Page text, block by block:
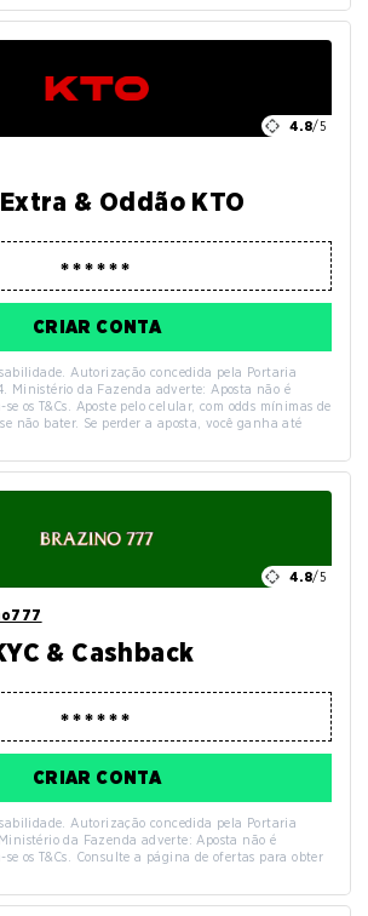
4.8/5
& Oddão KTO
CRIAR CONTA
Autorização concedida pela Portaria
Ministério da Fazenda adverte: Aposta não é
os T&Cs. Aposte pelo celular, com odds mínimas de
não bater. Se perder a aposta, você ganha até
4.8/5
& Cashback
CRIAR CONTA
Autorização concedida pela Portaria
da Fazenda adverte: Aposta não é
os T&Cs. Consulte a página de ofertas para obter